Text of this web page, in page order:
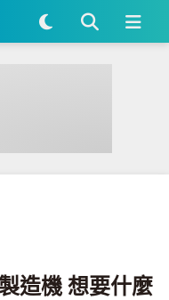
麼內容自己填
造機 想要什麼